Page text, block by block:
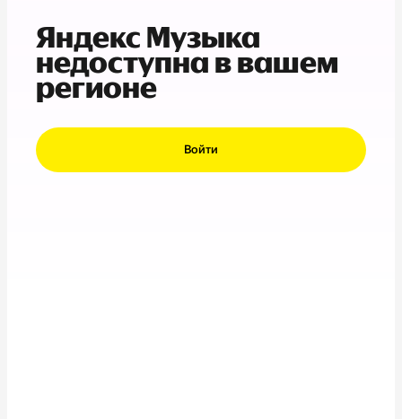
Яндекс Музыка
недоступна в вашем
регионе
Войти